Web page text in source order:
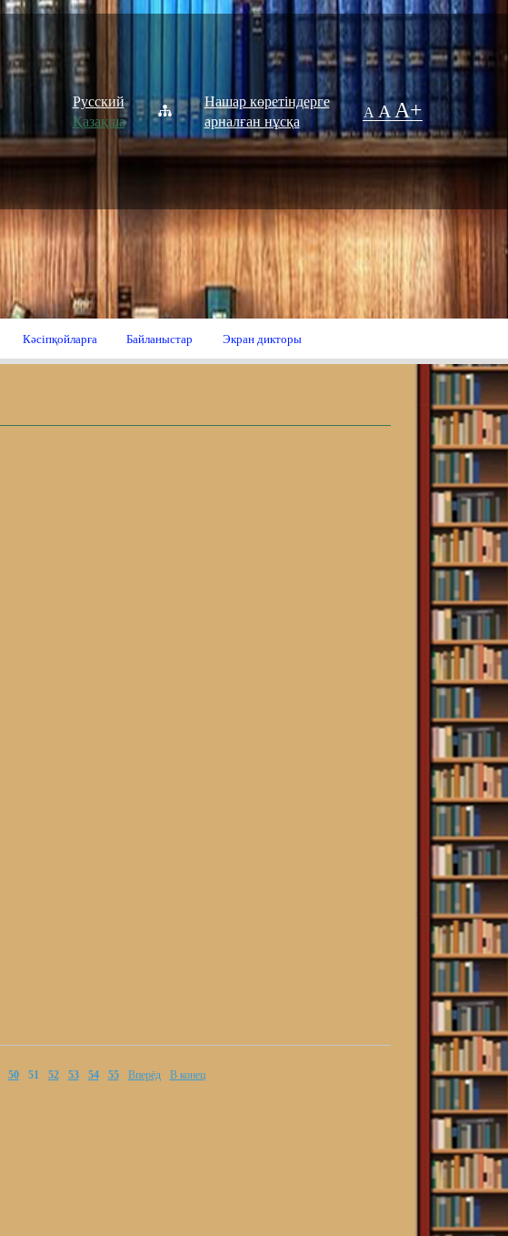
Русский
Қазақша
Нашар көретіндерге
арналған нұсқа
A A A+
Кәсіпқойларға Байланыстар Экран дикторы
50 51 52 53 54 55 Вперёд В конец